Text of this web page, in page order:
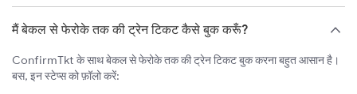
मैं बेकल से फेरोके तक की ट्रेन टिकट कैसे बुक करूँ?
ConfirmTkt के साथ बेकल से फेरोके तक की ट्रेन टिकट बुक करना बहुत आसान है।
बस, इन स्टेप्स को फ़ॉलो करें: